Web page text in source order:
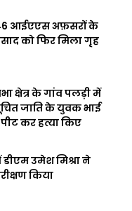
46 आईएएस अफ़सरों के
को फिर मिला गृह
क्षेत्र के गांव पलड़ी में
जाति के युवक भाई
कर हत्या किए
उमेश मिश्रा ने
किया